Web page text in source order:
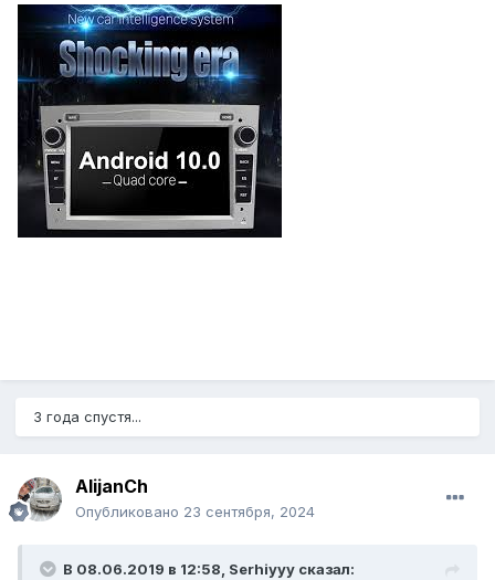
3 года спустя...
AlijanCh
Опубликовано 23 сентября, 2024
В 08.06.2019 в 12:58, Serhiyyy сказал: